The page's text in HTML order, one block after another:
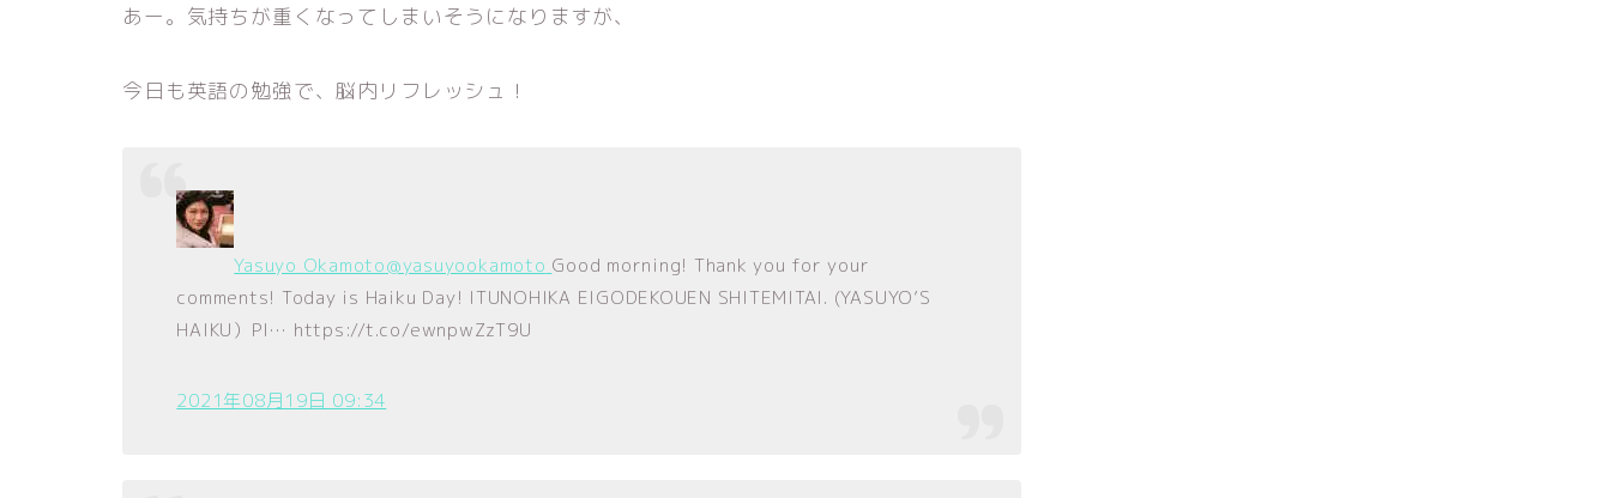
あー。気持ちが重くなってしまいそうになりますが、
今日も英語の勉強で、脳内リフレッシュ！
Yasuyo Okamoto@yasuyookamoto Good morning! Thank you for your
comments! Today is Haiku Day! ITUNOHIKA EIGODEKOUEN SHITEMITAI. (YASUYO’S
HAIKU）Pl… https://t.co/ewnpwZzT9U
2021年08月19日 09:34